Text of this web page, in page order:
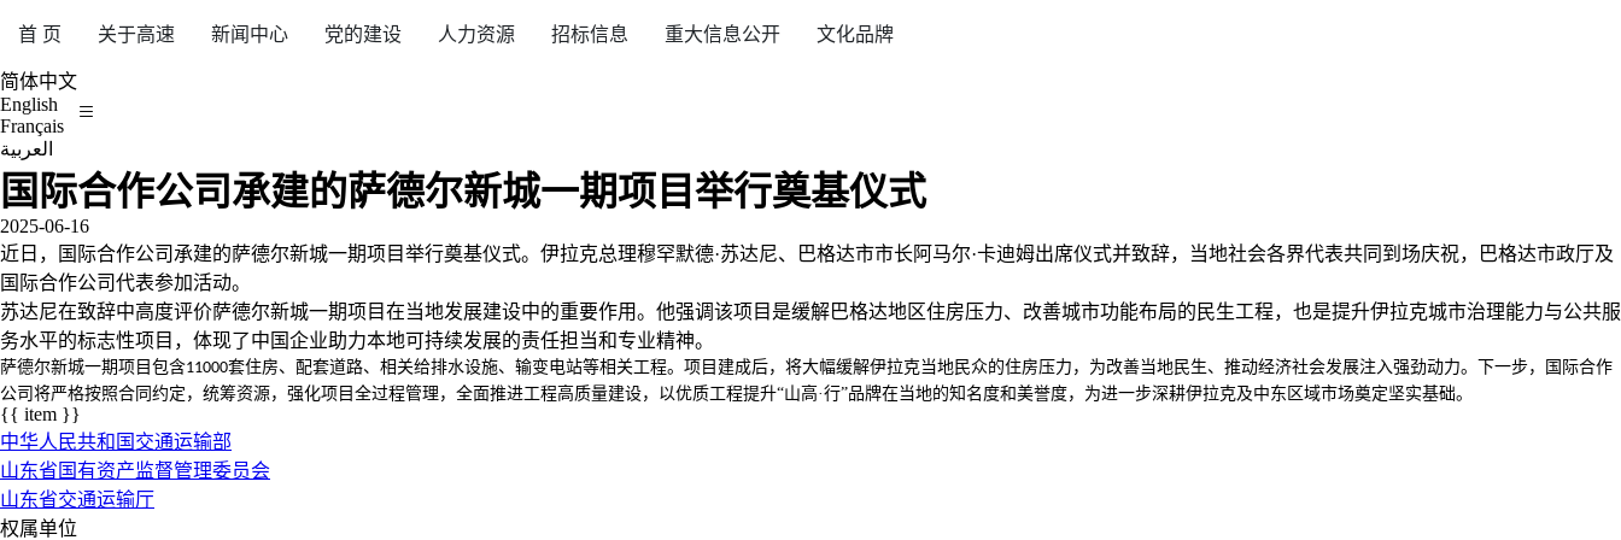
首 页 关于高速 新闻中心 党的建设 人力资源 招标信息 重大信息公开 文化品牌
简体中文
English
Français
العربية
国际合作公司承建的萨德尔新城一期项目举行奠基仪式
2025-06-16
近日，国际合作公司承建的萨德尔新城一期项目举行奠基仪式。伊拉克总理穆罕默德·苏达尼、巴格达市市长阿马尔·卡迪姆出席仪式并致辞，当地社会各界代表共同到场庆祝，巴格达市政厅及
国际合作公司代表参加活动。
苏达尼在致辞中高度评价萨德尔新城一期项目在当地发展建设中的重要作用。他强调该项目是缓解巴格达地区住房压力、改善城市功能布局的民生工程，也是提升伊拉克城市治理能力与公共服
务水平的标志性项目，体现了中国企业助力本地可持续发展的责任担当和专业精神。
萨德尔新城一期项目包含11000套住房、配套道路、相关给排水设施、输变电站等相关工程。项目建成后，将大幅缓解伊拉克当地民众的住房压力，为改善当地民生、推动经济社会发展注入强劲动力。下一步，国际合作
公司将严格按照合同约定，统筹资源，强化项目全过程管理，全面推进工程高质量建设，以优质工程提升“山高·行”品牌在当地的知名度和美誉度，为进一步深耕伊拉克及中东区域市场奠定坚实基础。
{{ item }}
中华人民共和国交通运输部
山东省国有资产监督管理委员会
山东省交通运输厅
权属单位